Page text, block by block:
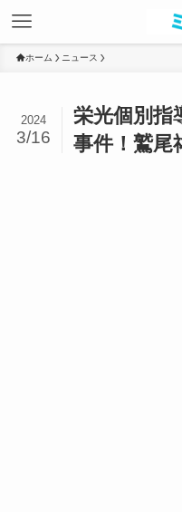
ホーム ニュース
栄光個別指
事件！鷲尾
2024
3/16